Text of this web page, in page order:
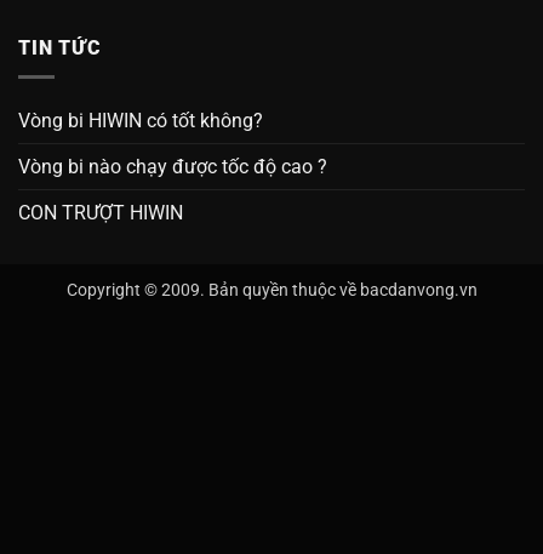
TIN TỨC
Vòng bi HIWIN có tốt không?
Vòng bi nào chạy được tốc độ cao ?
CON TRƯỢT HIWIN
Copyright © 2009. Bản quyền thuộc về bacdanvong.vn